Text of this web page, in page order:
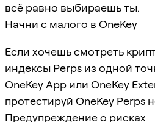
всё равно выбираешь ты.
Начни с малого в OneKey
Если хочешь смотреть
индексы Perps из одной
OneKey App или OneKey
протестируй OneKey
Предупреждение о рисках